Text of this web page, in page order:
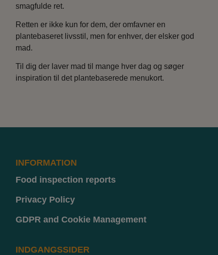
smagfulde ret.
Retten er ikke kun for dem, der omfavner en
plantebaseret livsstil, men for enhver, der elsker god
mad.
Til dig der laver mad til mange hver dag og søger
inspiration til det plantebaserede menukort.
INFORMATION
Food inspection reports
Privacy Policy
GDPR and Cookie Management
INDGANGSSIDER